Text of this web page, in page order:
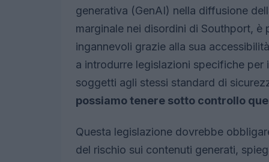
generativa (GenAI) nella diffusione
marginale nei disordini di Southport,
ingannevoli grazie alla sua
a introdurre legislazioni specifiche per
soggetti agli stessi standard di
possiamo tenere sotto controllo
Questa legislazione dovrebbe
del rischio sui contenuti generati,